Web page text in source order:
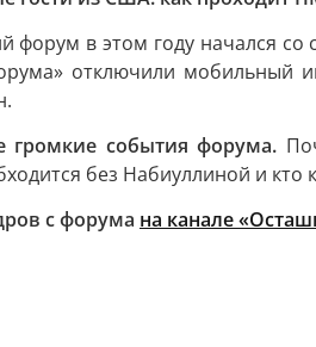
форум в этом году начался
отключили мобильный
громкие события форума.
без Набиуллиной и кто
с форума на канале